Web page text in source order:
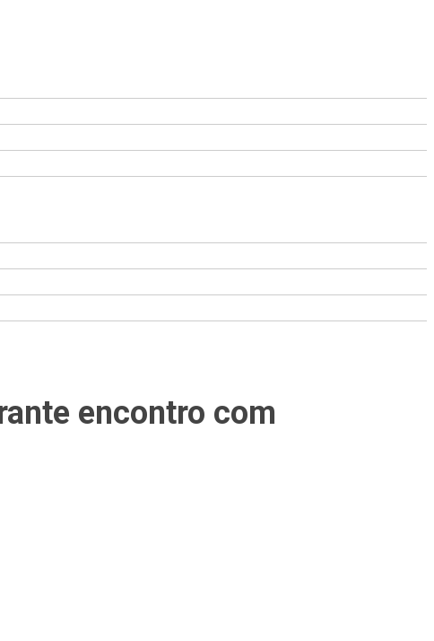
encontro com